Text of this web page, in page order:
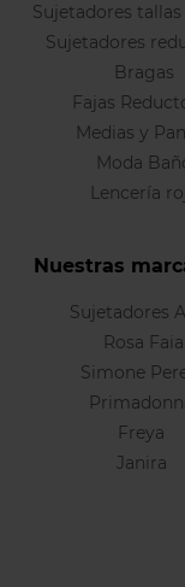
Sujetadores
Sujetadores
Bragas
Fajas
Medias y
Moda
Lencería
Nuestras
Sujetadores
Rosa Faia
Simone
Freya
Janira